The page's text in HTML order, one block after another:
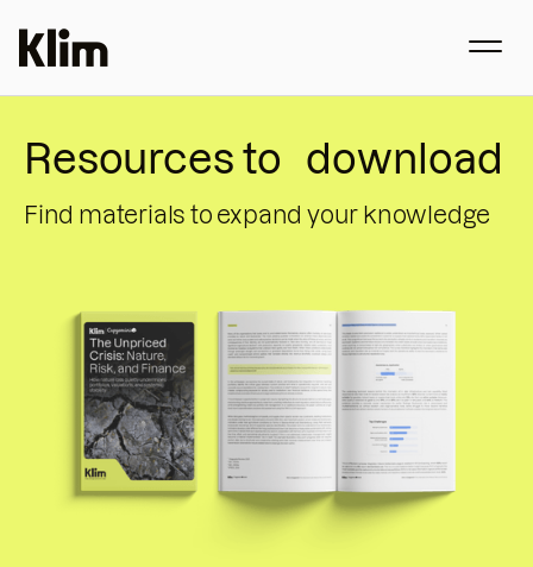
Resources to download
Find materials to expand your knowledge